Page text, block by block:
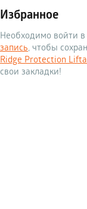
Избранное
Необходимо войти в
запись, чтобы
Ridge Protection
свои закладки!